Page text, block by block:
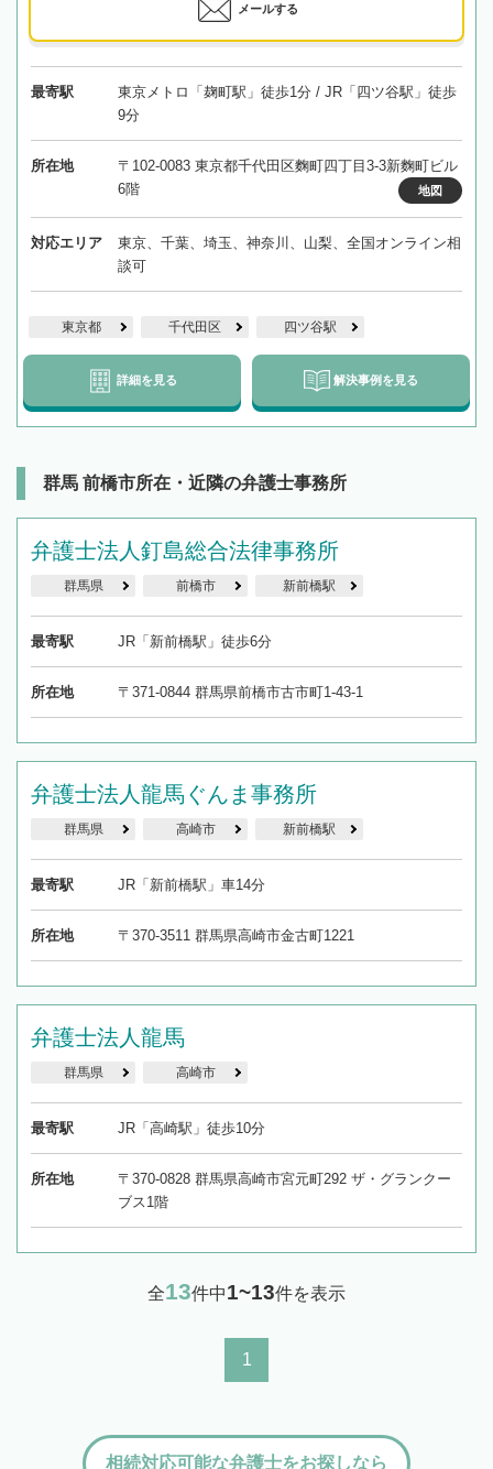
メールする
最寄駅
東京メトロ「麹町駅」徒歩1分 / JR「四ツ谷駅」徒歩
9分
所在地
〒102-0083 東京都千代田区麴町四丁目3-3新麴町ビル
6階
地図
対応エリア
東京、千葉、埼玉、神奈川、山梨、全国オンライン相
談可
東京都 千代田区 四ツ谷駅
詳細を見る 解決事例を見る
群馬 前橋市所在・近隣の弁護士事務所
弁護士法人釘島総合法律事務所
群馬県 前橋市 新前橋駅
最寄駅 JR「新前橋駅」徒歩6分
所在地 〒371-0844 群馬県前橋市古市町1-43-1
弁護士法人龍馬ぐんま事務所
群馬県 高崎市 新前橋駅
最寄駅 JR「新前橋駅」車14分
所在地 〒370-3511 群馬県高崎市金古町1221
弁護士法人龍馬
群馬県 高崎市
最寄駅 JR「高崎駅」徒歩10分
所在地
〒370-0828 群馬県高崎市宮元町292 ザ・グランクー
ブス1階
全13件中1~13件を表示
1
相続対応可能な弁護士をお探しなら